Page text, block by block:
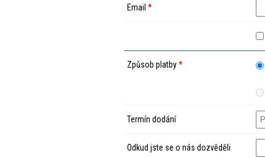
Email *
Způsob platby*
Termín dodání
Odkud jste se o nás dozvěděli